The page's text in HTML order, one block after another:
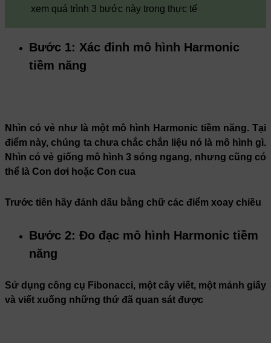
xem quá trình 3 bước này trong thực tế
Bước 1: Xác đinh mô hình Harmonic
tiềm năng
Nhìn có vẻ như là một mô hình Harmonic tiềm năng. Tại
điểm này, chúng ta chưa chắc chắn liệu nó là mô hình gì.
Nhìn có vẻ giống mô hình 3 sóng ngang, nhưng cũng có
thể là Con dơi hoặc Con cua
Trước tiên hãy đánh dấu bằng chữ các điểm xoay chiều
Bước 2: Đo đạc mô hình Harmonic tiềm
năng
Sử dụng công cụ Fibonacci, một cây viết, một mảnh giấy
và viết xuống những thứ đã quan sát được